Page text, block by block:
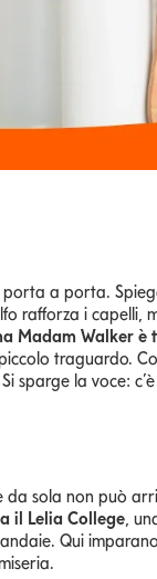
a porta.
rafforza i capelli,
Madam Walker è
traguardo.
sparge la voce:
da sola non può
il Lelia College ,
Qui